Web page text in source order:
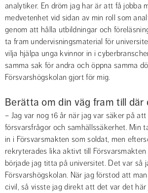
analytiker. En dröm jag har är att få jobba
medvetenhet vid sidan av min roll som
genom att hålla utbildningar och
ta fram undervisningsmaterial för
vilja hjälpa unga kvinnor in i
samma sak för andra och öppna samma
Försvarshögskolan gjort för mig.
Berätta om din väg fram till där
– Jag var nog 16 år när jag var säker på
försvarsfrågor och samhällssäkerhet. Min
in i Försvarsmakten som soldat, men
rekryterades lika aktivt till Försvarsmakten
började jag titta på universitet. Det var så
Försvarshögskolan. När jag förstod att
civil, så visste jag direkt att det var det här